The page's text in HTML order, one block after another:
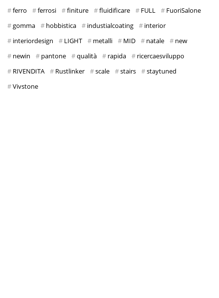
ferro
ferrosi finiture fluidificare FULL
FuoriSalone
gomma
hobbistica industialcoating
interior
interiordesign
LIGHT metalli MID natale
new
newin
pantone qualità rapida
ricercaesviluppo
RIVENDITA
Rustlinker scale stairs
staytuned
Vivstone